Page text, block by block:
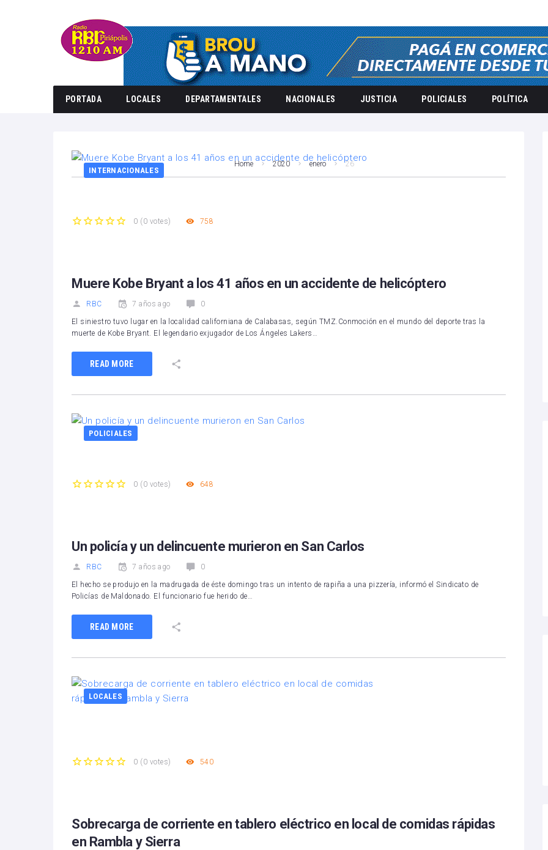
PORTADA LOCALES DEPARTAMENTALES NACIONALES JUSTICIA POLICIALES POLÍTICA
Home 2020 enero 26
INTERNACIONALES
0 ( 0 votes) 758
Muere Kobe Bryant a los 41 años en un accidente de helicóptero
RBC 7 años ago 0
El siniestro tuvo lugar en la localidad californiana de Calabasas, según TMZ.Conmoción en el mundo del deporte tras la
muerte de Kobe Bryant. El legendario exjugador de Los Ángeles Lakers…
READ MORE
POLICIALES
0 ( 0 votes) 648
Un policía y un delincuente murieron en San Carlos
RBC 7 años ago 0
El hecho se produjo en la madrugada de éste domingo tras un intento de rapiña a una pizzería, informó el Sindicato de
Policías de Maldonado. El funcionario fue herido de…
READ MORE
LOCALES
0 ( 0 votes) 540
Sobrecarga de corriente en tablero eléctrico en local de comidas rápidas
en Rambla y Sierra